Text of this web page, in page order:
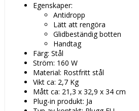
Egenskaper:
Antidropp
Lätt att rengöra
Glidbeständig botten
Handtag
Färg: Stål
Ström: 160 W
Material: Rostfritt stål
Vikt ca: 2,7 Kg
Mått ca: 21,3 x 32,9 x 34 cm
Plug-in produkt: Ja